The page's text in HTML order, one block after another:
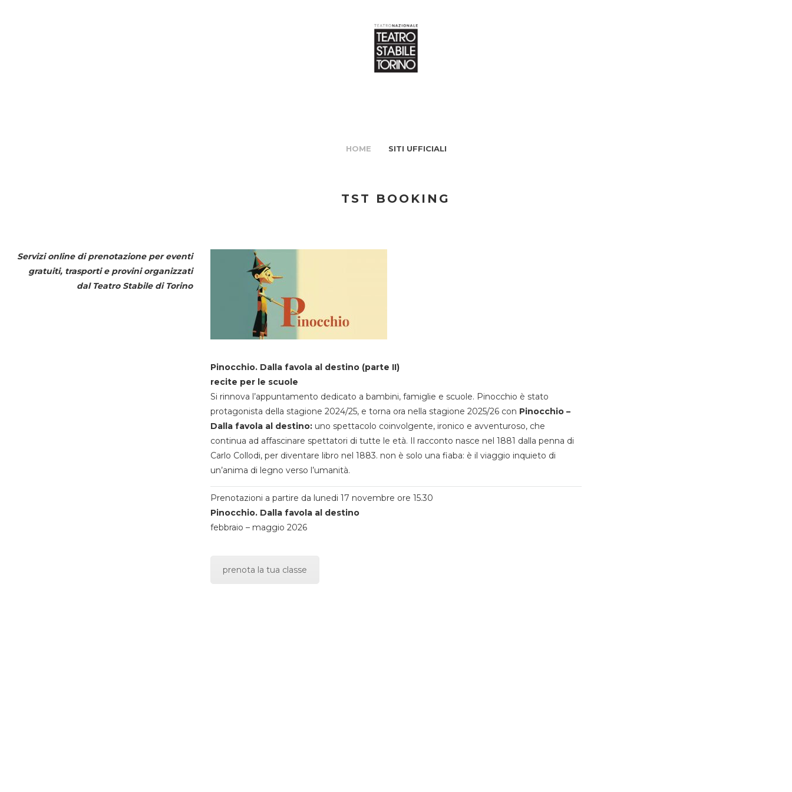
HOME SITI UFFICIALI
TST BOOKING
Servizi online di prenotazione per eventi
gratuiti, trasporti e provini organizzati
dal Teatro Stabile di Torino
Pinocchio. Dalla favola al destino (parte II)
recite per le scuole
Si rinnova l’appuntamento dedicato a bambini, famiglie e scuole. Pinocchio è stato
protagonista della stagione 2024/25, e torna ora nella stagione 2025/26 con Pinocchio –
Dalla favola al destino:uno spettacolo coinvolgente, ironico e avventuroso, che
continua ad affascinare spettatori di tutte le età. Il racconto nasce nel 1881 dalla penna di
Carlo Collodi, per diventare libro nel 1883. non è solo una fiaba: è il viaggio inquieto di
un’anima di legno verso l’umanità.
Prenotazioni a partire da lunedi 17 novembre ore 15.30
Pinocchio. Dalla favola al destino
febbraio – maggio 2026
prenota la tua classe